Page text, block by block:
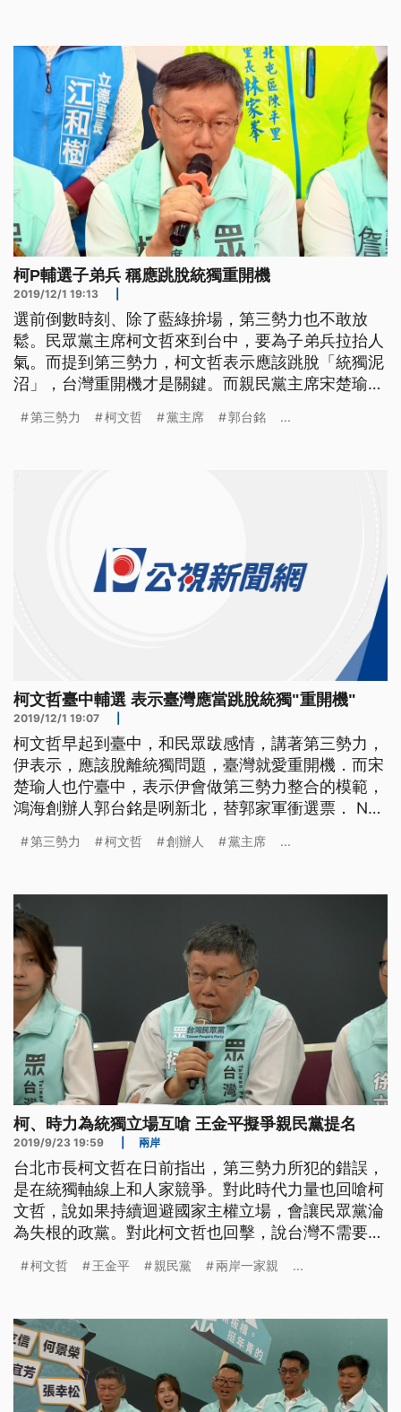
合時宜，應改為因應國家發展之需要。具原住民身分
的民進黨立委伍麗華也提議，要
柯P輔選子弟兵 稱應跳脫統獨重開機
2019/12/1 19:13
選前倒數時刻、除了藍綠拚場，第三勢力也不敢放
鬆。民眾黨主席柯文哲來到台中，要為子弟兵拉抬人
氣。而提到第三勢力，柯文哲表示應該跳脫「統獨泥
沼」，台灣重開機才是關鍵。而親民黨主席宋楚瑜也
著音樂動一動，台北市長柯文哲以主席身分，起了大
第三勢力 柯文哲 黨主席 郭台銘 ...
柯文哲臺中輔選 表示臺灣應當跳脫統獨"重開機"
2019/12/1 19:07
柯文哲早起到臺中，和民眾跋感情，講著第三勢力，
伊表示，應該脫離統獨問題，臺灣就愛重開機．而宋
楚瑜人也佇臺中，表示伊會做第三勢力整合的模範，
鴻海創辦人郭台銘是咧新北，替郭家軍衝選票． NS
大早來到台中大坑和民眾搏感情，也替子弟兵加油打
提到第三勢力，坦言要出頭很難，應該跳脫統獨的泥
沼． ==台灣民眾黨主席 柯
第三勢力 柯文哲 創辦人 黨主席 ...
柯、時力為統獨立場互嗆 王金平擬爭親民黨提名
2019/9/23 19:59 兩岸
台北市長柯文哲在日前指出，第三勢力所犯的錯誤，
是在統獨軸線上和人家競爭。對此時代力量也回嗆柯
文哲，說如果持續迴避國家主權立場，會讓民眾黨淪
為失根的政黨。對此柯文哲也回擊，說台灣不需要義
金平在今天，也透露會努力爭取親民黨的推薦參選。
首波立委提名名單，還批評第三勢力所犯的錯誤，是
在統獨軸線上跟人家競爭。時
柯文哲 王金平 親民黨 兩岸一家親 ...